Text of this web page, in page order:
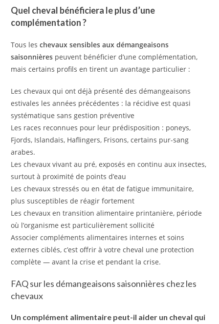
Quel cheval bénéficiera le plus d’une
complémentation ?
Tous leschevaux sensibles aux démangeaisons
saisonnières peuvent bénéficier d’une complémentation,
mais certains profils en tirent un avantage particulier :
Les chevaux qui ont déjà présenté des démangeaisons
estivales les années précédentes : la récidive est quasi
systématique sans gestion préventive
Les races reconnues pour leur prédisposition : poneys,
Fjords, Islandais, Haflingers, Frisons, certains pur-sang
arabes.
Les chevaux vivant au pré, exposés en continu aux insectes,
surtout à proximité de points d’eau
Les chevaux stressés ou en état de fatigue immunitaire,
plus susceptibles de réagir fortement
Les chevaux en transition alimentaire printanière, période
où l’organisme est particulièrement sollicité
Associer compléments alimentaires internes et soins
externes ciblés, c’est offrir à votre cheval une protection
complète — avant la crise et pendant la crise.
FAQ sur les démangeaisons saisonnières chez les
chevaux
Un complément alimentaire peut-il aider un cheval qui